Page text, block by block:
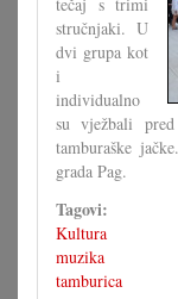
stručnjaki. U
dvi grupa kot
i
individualno
su vježbali
tamburaške
grada Pag.
Tagovi:
Kultura
muzika
tamburica